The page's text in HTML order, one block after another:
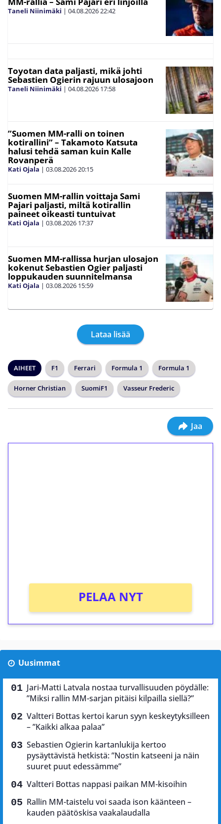
Taneli Niinimäki | 04.08.202622:42
Toyotan data paljasti, mikä johti
Sebastien Ogierin rajuun ulosajoon
Taneli Niinimäki | 04.08.2026 17:58
”Suomen MM-ralli on toinen
kotirallini” – Takamoto Katsuta
halusi tehdä saman kuin Kalle
Rovanperä
Kati Ojala | 03.08.202620:15
Suomen MM-rallin voittaja Sami
Pajari paljasti, miltä kotirallin
paineet oikeasti tuntuivat
Kati Ojala | 03.08.2026 17:37
Suomen MM-rallissa hurjan ulosajon
kokenut Sebastien Ogier paljasti
loppukauden suunnitelmansa
Kati Ojala | 03.08.2026 15:59
Lataa lisää
AIHEET F1 Ferrari Formula 1 Formula 1
Horner Christian SuomiF1 Vasseur Frederic
Jaa
PELAA NYT
Uusimmat
Jari-Matti Latvala nostaa turvallisuuden pöydälle:
”Miksi rallin MM-sarjan pitäisi kilpailla siellä?”
Valtteri Bottas kertoi karun syyn keskeytyksilleen
– ”Kaikki alkaa palaa”
Sebastien Ogierin kartanlukija kertoo
pysäyttävistä hetkistä: ”Nostin katseeni ja näin
suuret puut edessämme”
Valtteri Bottas nappasi paikan MM-kisoihin
Rallin MM-taistelu voi saada ison käänteen –
kauden päätöskisa vaakalaudalla